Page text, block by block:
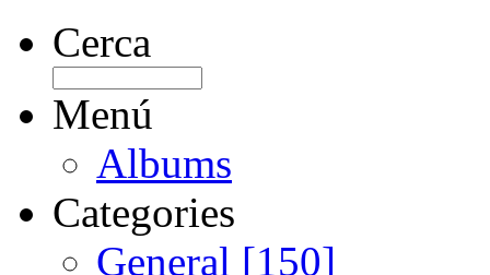
Cerca
Menú
Albums
Categories
General [150]